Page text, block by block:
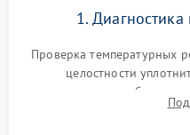
1.
Проверка температурных
целостности
сопротивления обмоток
считывание кодов